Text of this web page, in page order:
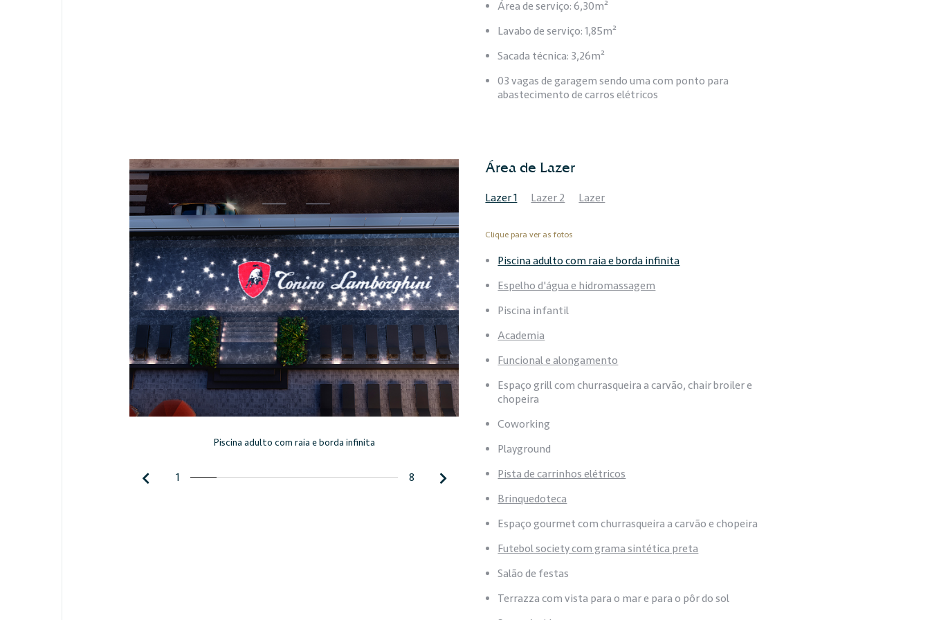
Área de serviço: 6,30m²
Lavabo de serviço: 1,85m²
Sacada técnica: 3,26m²
03 vagas de garagem sendo uma com ponto para
abastecimento de carros elétricos
Piscina adulto com raia e borda infinita
Área de Lazer
Lazer 1 Lazer 2 Lazer
Clique para ver as fotos
Piscina adulto com raia e borda infinita
Espelho d'água e hidromassagem
Piscina infantil
Academia
Funcional e alongamento
Espaço grill com churrasqueira a carvão, chair broiler e
chopeira
Coworking
Playground
Pista de carrinhos elétricos
Brinquedoteca
Espaço gourmet com churrasqueira a carvão e chopeira
Futebol society com grama sintética preta
Salão de festas
Terrazza com vista para o mar e para o pôr do sol